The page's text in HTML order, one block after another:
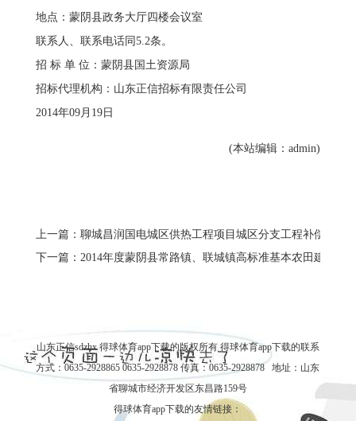
地点：蒙阴县政务大厅四楼会议室
联系人、联系电话同5.2条。
招 标 单 位：蒙阴县国土资源局
招标代理机构：山东正信招标有限责任公司
2014年09月19日
(本站编辑：admin)
上一篇：聊城昌润国电城区供热工程项目城区分支工程补偿器、
下一篇：2014年度蒙阴县常路镇、联城镇高标准基本农田建设项
山东正信sdzhx 得球体育app下载的版权所有得球体育app下载的联系
方式 ：0635-2928865 0635-2928878 传真：0635-2928878 地址：山东
省聊城市经济开发区东昌路159号
得球体育app下载的友情链接：